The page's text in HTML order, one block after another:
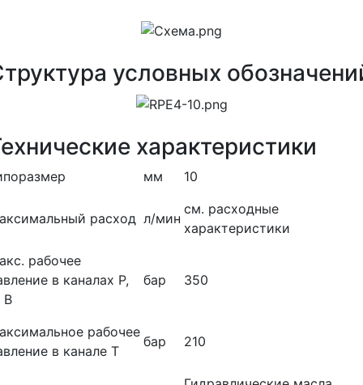
условных
характеристики
мм 10
расход л/мин
см. расходные
характеристики
рабочее
в каналах Р,
В
бар 350
рабочее
в канале Т
бар 210